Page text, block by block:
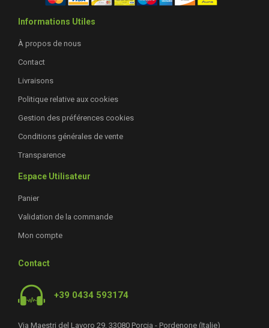
Informations Utiles
À propos de nous
Contact
Livraisons
Politique relative aux cookies
Gestion des préférences cookies
Conditions générales de vente
Transparence
Espace Utilisateur
Panier
Validation de la commande
Mon compte
Contact
+39 0434 593174
Via Maestri del Lavoro 29, 33080 Porcia - Pordenone (Italie)